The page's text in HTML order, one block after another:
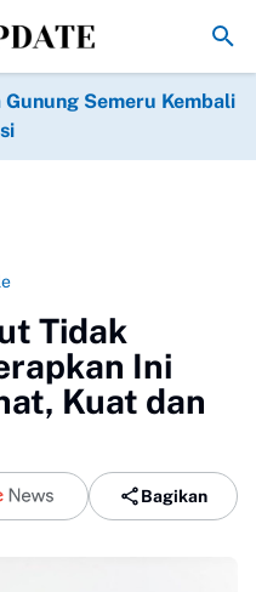
Bapenda DKI Jakarta di
Gunung Semeru Kembali
Tidak
Ini
Kuat dan
Bagikan